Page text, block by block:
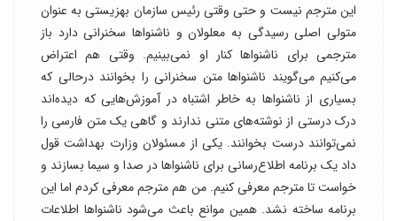
این مترجم نیست و حتی وقتی رئیس سازمان بهزیستی به عنوان
متولی اصلی رسیدگی به معلولان و ناشنواها سخنرانی دارد باز
مترجمی برای ناشنواها کنار او نمی‌بینیم. وقتی هم اعتراض
می‌کنیم می‌گویند ناشنواها متن سخنرانی را بخوانند درحالی که
بسیاری از ناشنواها به خاطر اشتباه در آموزش‌هایی که دیده‌اند
درک درستی از نوشته‌های متنی ندارند و گاهی یک متن فارسی را
نمی‌توانند درست بخوانند. یکی از مسئولان وزارت بهداشت قول
داد یک برنامه اطلاع‌رسانی برای ناشنواها در صدا و سیما بسازند و
خواست تا مترجم معرفی کنیم. من هم مترجم معرفی کردم اما این
برنامه ساخته نشد. همین موانع باعث می‌شود ناشنواها اطلاعات